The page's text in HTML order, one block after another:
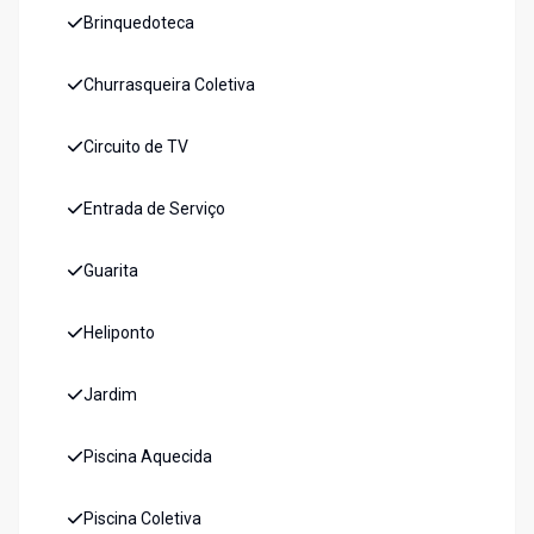
Brinquedoteca
Churrasqueira Coletiva
Circuito de TV
Entrada de Serviço
Guarita
Heliponto
Jardim
Piscina Aquecida
Piscina Coletiva